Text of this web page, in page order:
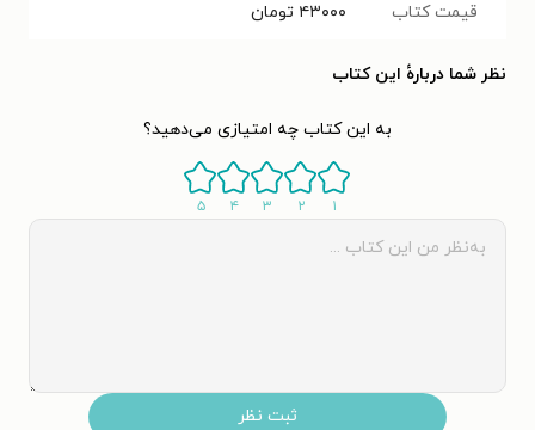
قیمت کتاب ۴۳۰۰۰ تومان
نظر شما دربارهٔ این کتاب
به این کتاب چه امتیازی می‌دهید؟
۱ ۲ ۳ ۴ ۵
ثبت نظر